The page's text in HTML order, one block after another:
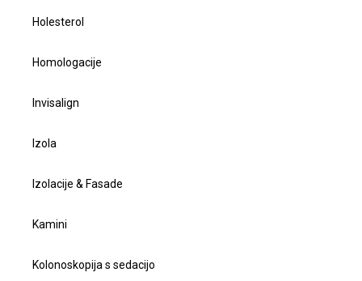
Holesterol
Homologacije
Invisalign
Izola
Izolacije & Fasade
Kamini
Kolonoskopija s sedacijo